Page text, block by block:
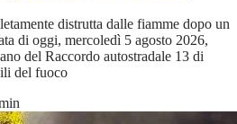
distrutta dalle fiamme dopo un
di oggi, mercoledì 5 agosto 2026,
del Raccordo autostradale 13 di
del fuoco